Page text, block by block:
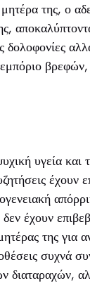
μητέρα της, ο
υγεία και
έχουν
έχουν
της για
συχνά
διαταραχών,